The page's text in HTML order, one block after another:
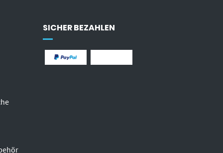
SICHER BEZAHLEN